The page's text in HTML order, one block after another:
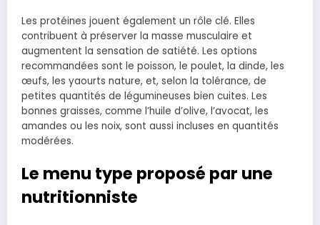
Les protéines jouent également un rôle clé. Elles
contribuent à préserver la masse musculaire et
augmentent la sensation de satiété. Les options
recommandées sont le poisson, le poulet, la dinde, les
œufs, les yaourts nature, et, selon la tolérance, de
petites quantités de légumineuses bien cuites. Les
bonnes graisses, comme l’huile d’olive, l’avocat, les
amandes ou les noix, sont aussi incluses en quantités
modérées.
Le menu type proposé par une
nutritionniste